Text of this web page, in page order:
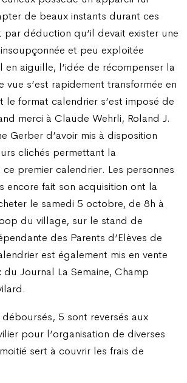
de beaux instants durant ces
par déduction qu’il devait exister une
et peu exploitée
en aiguille, l’idée de récompenser la
vue s’est rapidement transformée en
le format calendrier s’est imposé de
merci à Claude Wehrli, Roland J.
Gerber d’avoir mis à disposition
clichés permettant la
premier calendrier. Les personnes
encore fait son acquisition ont la
le samedi 5 octobre, de 8h à
du village, sur le stand de
des Parents d’Elèves de
est également mis en vente
Journal La Semaine, Champ
5 sont reversés aux
pour l’organisation de diverses
sert à couvrir les frais de